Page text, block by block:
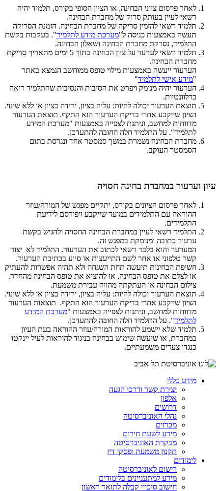
לאחר פרסום ציוני הבחינה, או הציון הסופי בקורס, תלמיד יהיה
רשאי לעיין בעותק סרוק של מחברת הבחינה.
תלמיד רשאי להזמין סריקה של מחברת הבחינה. הזמנת הסריקה
תעשה באמצעות כניסה ל"מערכת מידע לתלמיד". בעקבות בקשת
התלמיד, נסרקת מחברת הבחינה ושאלון הבחינה.
תלמיד רשאי לערער על ציון הבחינה בתוך 5 ימים מתאריך סריקת
מחברת הבחינה.
הערעור ייעשה באמצעות מילוי טופס ממוחשב הנמצא באתר
"מידע אישי לתלמיד"
הערעור יהיה מנומק ויפרט את הסיבות והנסיבות שהתלמיד רואה
כרלוונטיות.
תוצאת הערעור יכולה להיות: עליה בציון, ירידה בציון או ללא שינוי.
הציון שייקבע אחרי בדיקת הערעור הוא התקף. תוצאת הערעור
מדווחות למחשב, וניתנת לצפייה באמצעות "מערכת המידע
לתלמיד". על התלמיד חלה החובה להתעדכן.
מחברת הבחינה נשמרת במשך סמסטר אחד ונגרסת בתום
הסמסטר העוקב.
עיון וערעור במחברת בחינה חסויה​
לאחר פרסום הציונים בקורס, יתקיים מפגש של המורה/עוזר
ההוראה עם התלמידים במועד שייקבע ויפורסם לידיעת
התלמידים.
התלמיד רשאי לעיין במחברת הבחינה החסויה ולהגיש בקשת
ערעור כתובה ומנומקת במפגש זה.
המערער והוא בלבד רשאי לכתוב את הערעור. התלמיד לא יצור
קשר טלפוני או אחר לשם התייעצות או סיוע בכתיבת הערעור.
חשיפת הבחינות תיעשה תחת השגחה ולא תהיה אפשרות להעתיק
או לצלם את טופס הבחינה, או להוציא את טופס הבחינה מהחדר.
צילום הבחינה או העתקתה מהווה עבירת משמעת.
תוצאת הערעור יכולה להיות: עליה בציון, ירידה בציון או ללא שינוי.
הציון שייקבע אחרי בדיקת הערעור הוא התקף. תוצאות הערעור
מדווחות למחשב, וניתנות לצפייה באמצעות "מערכת המידע
לתלמיד". על התלמיד חלה החובה להתעדכן.
תלמיד שלא יישמע להוראות המורה/עוזר ההוראה בעת העיון
במחברת, או שיעשה שימוש בבחינה בניגוד להוראות לעיל יינקטו
כנגדו צעדים משמעתיים.
מידע כללי
יצירת קשר ודרכי הגעה
אלפון
דרושים
נהלי האוניברסיטה
מכרזים
מידע לשעת חירום
מבקרת האוניברסיטה
תקנון משמעת ופסקי דין
לימודים
רישום לאוניברסיטה
מידע למתעניינים בלימודים
חישוב סיכויי קבלה לתואר ראשון